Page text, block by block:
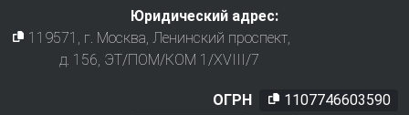
Юридический адрес:
119571
, г. Москва Ленинский проспект,
д. 156, ЭТ/ПОМ/КОМ 1/XVIII/7
ОГРН
1107746603590